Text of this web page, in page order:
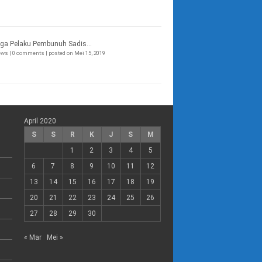
Pelaku Pembunuh Sadis...
| 0 comments | posted on Mei 15, 2019
April 2020
S
S R K J S
M
1
2 3 4
5
6
7 8 9 10 11
12
13
14 15 16 17 18
19
20
21 22 23 24 25
26
27
28 29 30
« Mar Mei »